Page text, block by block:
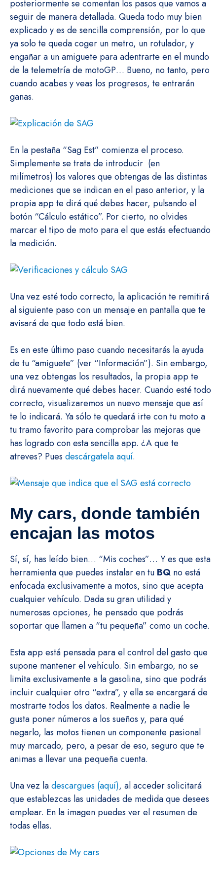
posteriormente se comentan los pasos que vamos a
seguir de manera detallada. Queda todo muy bien
explicado y es de sencilla comprensión, por lo que
ya solo te queda coger un metro, un rotulador, y
engañar a un amiguete para adentrarte en el mundo
de la telemetría de motoGP… Bueno, no tanto, pero
cuando acabes y veas los progresos, te entrarán
ganas.
En la pestaña “Sag Est” comienza el proceso.
Simplemente se trata de introducir (en
milímetros) los valores que obtengas de las distintas
mediciones que se indican en el paso anterior, y la
propia app te dirá qué debes hacer, pulsando el
botón “Cálculo estático”. Por cierto, no olvides
marcar el tipo de moto para el que estás efectuando
la medición.
Una vez esté todo correcto, la aplicación te remitirá
al siguiente paso con un mensaje en pantalla que te
avisará de que todo está bien.
Es en este último paso cuando necesitarás la ayuda
de tu “amiguete” (ver “Información”). Sin embargo,
una vez obtengas los resultados, la propia app te
dirá nuevamente qué debes hacer. Cuando esté todo
correcto, visualizaremos un nuevo mensaje que así
te lo indicará. Ya sólo te quedará irte con tu moto a
tu tramo favorito para comprobar las mejoras que
has logrado con esta sencilla app. ¿A que te
atreves? Pues descárgatela aquí.
My cars, donde también
encajan las motos
Sí, sí, has leído bien… “Mis coches”… Y es que esta
herramienta que puedes instalar en tu BQ no está
enfocada exclusivamente a motos, sino que acepta
cualquier vehículo. Dada su gran utilidad y
numerosas opciones, he pensado que podrás
soportar que llamen a “tu pequeña” como un coche.
Esta app está pensada para el control del gasto que
supone mantener el vehículo. Sin embargo, no se
limita exclusivamente a la gasolina, sino que podrás
incluir cualquier otro “extra”, y ella se encargará de
mostrarte todos los datos. Realmente a nadie le
gusta poner números a los sueños y, para qué
negarlo, las motos tienen un componente pasional
muy marcado, pero, a pesar de eso, seguro que te
animas a llevar una pequeña cuenta.
Una vez ladescargues (aquí), al acceder solicitará
que establezcas las unidades de medida que desees
emplear. En la imagen puedes ver el resumen de
todas ellas.